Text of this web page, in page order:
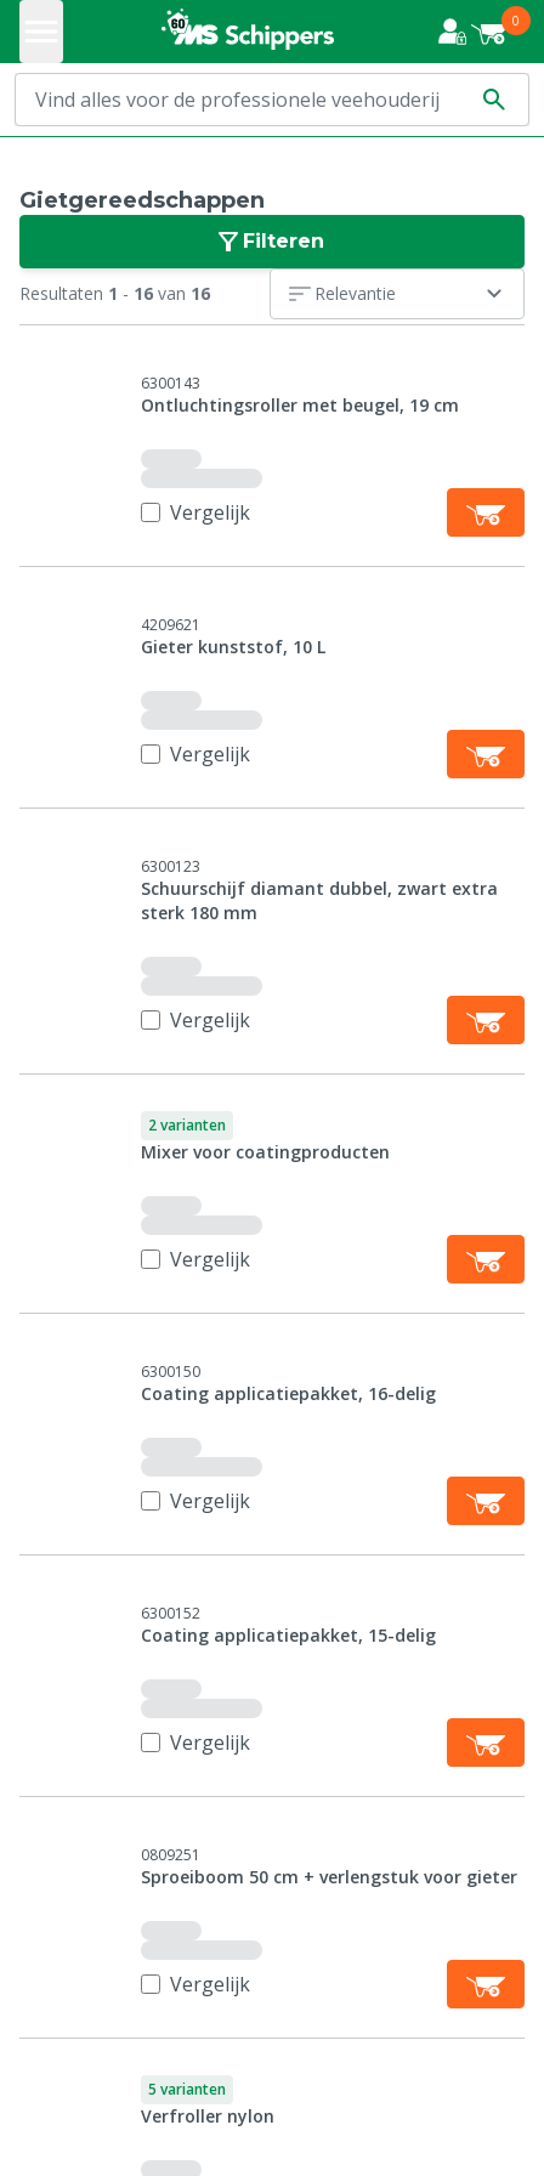
0
Gietgereedschappen
Filteren
Resultaten 1 - 16 van 16 Relevantie
6300143
Ontluchtingsroller met beugel, 19 cm
Vergelijk
4209621
Gieter kunststof, 10 L
Vergelijk
6300123
Schuurschijf diamant dubbel, zwart extra
sterk 180 mm
Vergelijk
2 varianten
Mixer voor coatingproducten
Vergelijk
6300150
Coating applicatiepakket, 16-delig
Vergelijk
6300152
Coating applicatiepakket, 15-delig
Vergelijk
0809251
Sproeiboom 50 cm + verlengstuk voor gieter
Vergelijk
5 varianten
Verfroller nylon